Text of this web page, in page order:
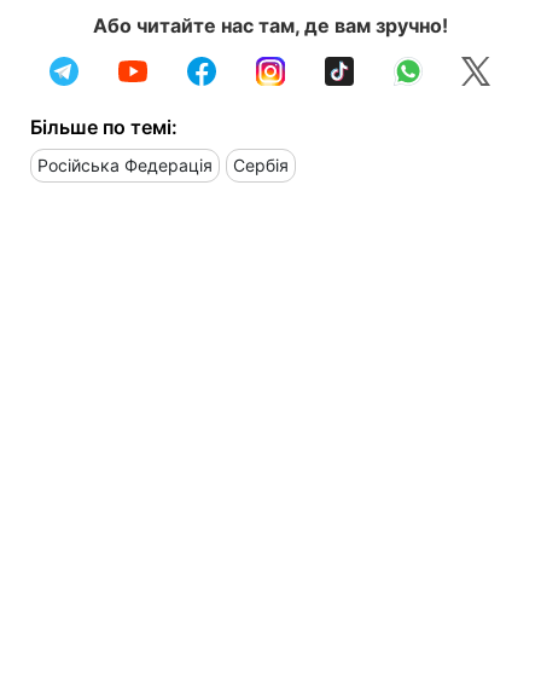
Або читайте нас там, де вам зручно!
Більше по темі:
Російська Федерація Сербія